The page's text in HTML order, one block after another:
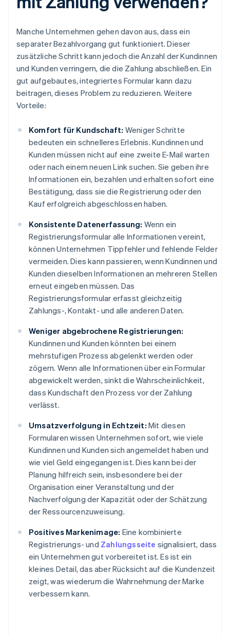
Manche Unternehmen gehen davon aus, dass ein
separater Bezahlvorgang gut funktioniert. Dieser
zusätzliche Schritt kann jedoch die Anzahl der Kundinnen
und Kunden verringern, die die Zahlung abschließen. Ein
gut aufgebautes, integriertes Formular kann dazu
beitragen, dieses Problem zu reduzieren. Weitere
Vorteile:
Komfort für Kundschaft: Weniger Schritte
bedeuten ein schnelleres Erlebnis. Kundinnen und
Kunden müssen nicht auf eine zweite E-Mail warten
oder nach einem neuen Link suchen. Sie geben ihre
Informationen ein, bezahlen und erhalten sofort eine
Bestätigung, dass sie die Registrierung oder den
Kauf erfolgreich abgeschlossen haben.
Konsistente Datenerfassung: Wenn ein
Registrierungsformular alle Informationen vereint,
können Unternehmen Tippfehler und fehlende Felder
vermeiden. Dies kann passieren, wenn Kundinnen und
Kunden dieselben Informationen an mehreren Stellen
erneut eingeben müssen. Das
Registrierungsformular erfasst gleichzeitig
Zahlungs-, Kontakt- und alle anderen Daten.
Weniger abgebrochene Registrierungen:
Kundinnen und Kunden könnten bei einem
mehrstufigen Prozess abgelenkt werden oder
zögern. Wenn alle Informationen über ein Formular
abgewickelt werden, sinkt die Wahrscheinlichkeit,
dass Kundschaft den Prozess vor der Zahlung
verlässt.
Umsatzverfolgung in Echtzeit: Mit diesen
Formularen wissen Unternehmen sofort, wie viele
Kundinnen und Kunden sich angemeldet haben und
wie viel Geld eingegangen ist. Dies kann bei der
Planung hilfreich sein, insbesondere bei der
Organisation einer Veranstaltung und der
Nachverfolgung der Kapazität oder der Schätzung
der Ressourcenzuweisung.
Positives Markenimage: Eine kombinierte
Registrierungs- und Zahlungsseite signalisiert, dass
ein Unternehmen gut vorbereitet ist. Es ist ein
kleines Detail, das aber Rücksicht auf die Kundenzeit
zeigt, was wiederum die Wahrnehmung der Marke
verbessern kann.